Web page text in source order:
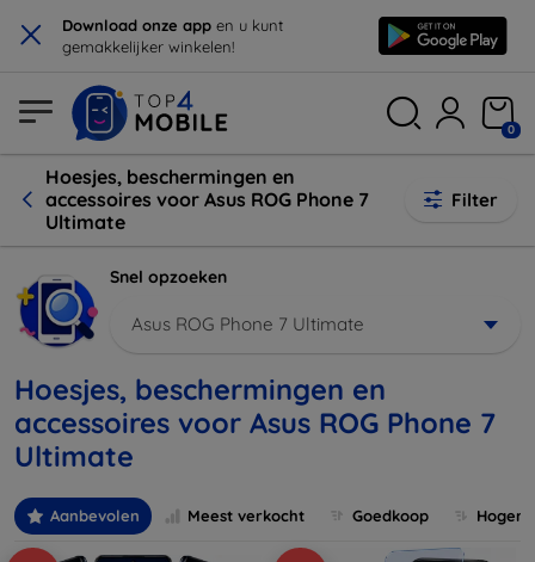
× Download onze app en u kunt
gemakkelijker winkelen!
0
Hoesjes, beschermingen en
accessoires voor Asus ROG Phone 7
Ultimate
Filter
Snel opzoeken
Asus ROG Phone 7 Ultimate
Hoesjes, beschermingen en
accessoires voor Asus ROG Phone 7
Ultimate
Aanbevolen Meest verkocht Goedkoop